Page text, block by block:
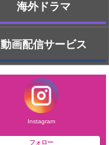
海外ドラマ
動画配信サービス
Instagram
フォロー